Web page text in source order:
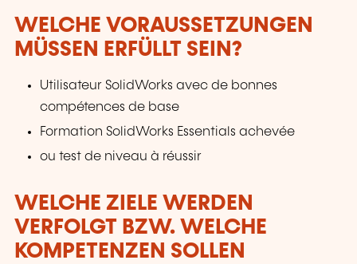
WELCHE VORAUSSETZUNGEN
MÜSSEN ERFÜLLT SEIN?
Utilisateur SolidWorks avec de bonnes
compétences de base
Formation SolidWorks Essentials achevée
ou test de niveau à réussir
WELCHE ZIELE WERDEN
VERFOLGT BZW. WELCHE
KOMPETENZEN SOLLEN